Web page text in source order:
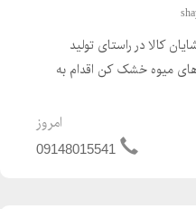
کالا در راستای تولید
میوه خشک کن اقدام به
کردن میوه را در خانه حل
. دستگاه خشک کن میوه مناسب
امروز
09148015541